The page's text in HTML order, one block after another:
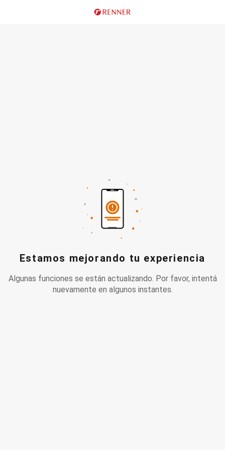
Estamos mejorando tu experiencia
Algunas funciones se están actualizando. Por favor, intentá
nuevamente en algunos instantes.